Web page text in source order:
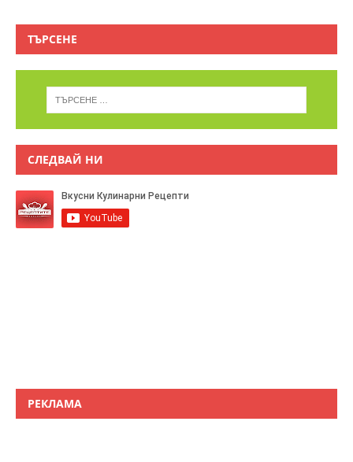
ТЪРСЕНЕ
СЛЕДВАЙ НИ
РЕКЛАМА